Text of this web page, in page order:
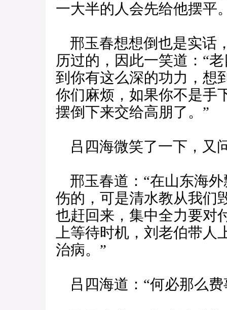
一大半的人会先给他摆平
邢玉春想想倒也是实话
历过的，因此一笑道：“
到你有这么深的功力，想
你们麻烦，如果你不是手
摆倒下来交给高朋了。”
吕四海微笑了一下，又
邢玉春道：“在山东海
伤的，可是清水教从我们
也赶回来，集中全力要对
上等待时机，刘老伯带
治病。”
吕四海道：“何必那么费